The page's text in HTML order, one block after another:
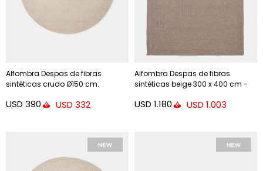
Alfombra Despas de fibras
sintéticas crudo Ø150 cm.
USD 390 USD 332
Alfombra Despas de fibras
sintéticas beige 300 x 400 cm -
USD 1.180 USD 1.003